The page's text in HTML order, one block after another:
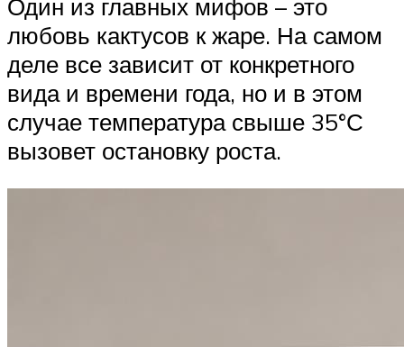
Один из главных мифов – это
любовь кактусов к жаре. На самом
деле все зависит от конкретного
вида и времени года, но и в этом
случае температура свыше 35°С
вызовет остановку роста.